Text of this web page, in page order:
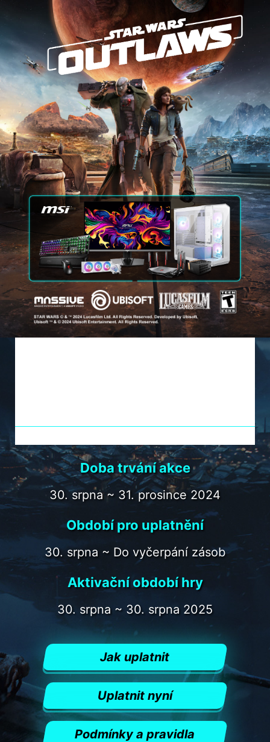
Doba trvání akce
30. srpna ~ 31. prosince 2024
Období pro uplatnění
30. srpna ~ Do vyčerpání zásob
Aktivační období hry
30. srpna ~ 30. srpna 2025
Jak uplatnit
Uplatnit nyní
Podmínky a pravidla